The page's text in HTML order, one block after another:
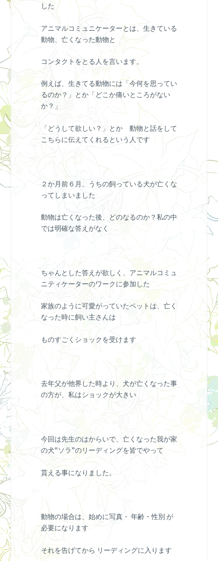
した
アニマルコミュニケーターとは、生きている
動物、亡くなった動物と
コンタクトをとる人を言います。
例えば、生きてる動物には「今何を思ってい
るのか？」とか「どこか痛いところがない
か？」
「どうして欲しい？」とか 動物と話をして
こちらに伝えてくれるという人です
２か月前６月、うちの飼っている犬が亡くな
ってしまいました
動物は亡くなった後、どのなるのか？私の中
では明確な答えがなく
ちゃんとした答えが欲しく、アニマルコミュ
ニティケーターのワークに参加した
家族のように可愛がっていたペットは、亡く
なった時に飼い主さんは
ものすごくショックを受けます
去年父が他界した時より、犬が亡くなった事
の方が、私はショックが大きい
今回は先生のはからいで、亡くなった我が家
の犬“ソラ”のリーディングを皆でやって
貰える事になりました。
動物の場合は、始めに写真・ 年齢・性別 が
必要になります
それを告げてから リーディングに入ります